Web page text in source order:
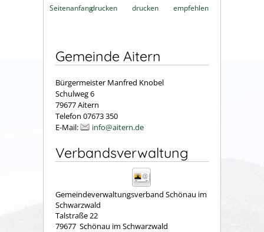
Seitenanfangdrucken
drucken
empfehlen
Gemeinde Aitern
Bürgermeister Manfred Knobel
Schulweg 6
79677 Aitern
Telefon 07673 350
E-Mail:
info@aitern.de
Verbandsverwaltung
Gemeindeverwaltungsverband Schönau im
Schwarzwald
Talstraße 22
79677 Schönau im Schwarzwald